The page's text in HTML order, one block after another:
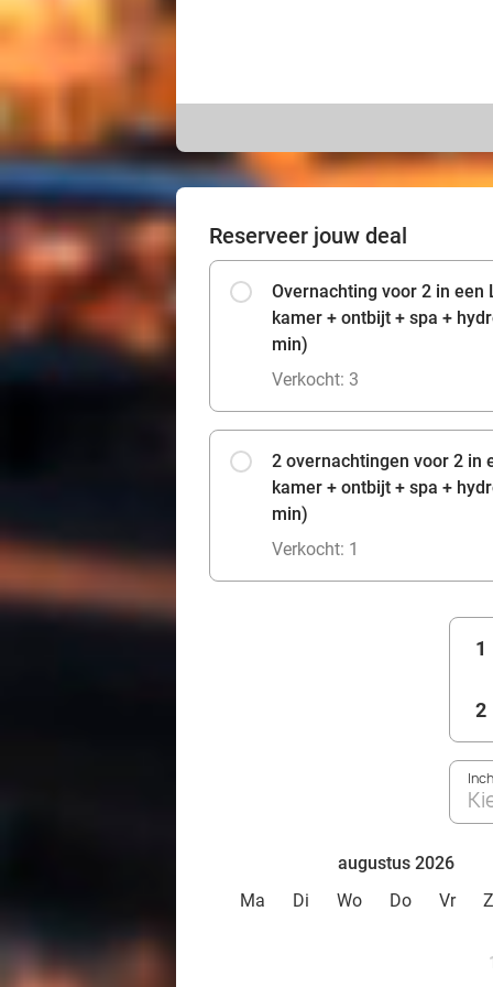
Reserveer jouw deal
Overnachting voor 2 in een
kamer + ontbijt + spa +
min)
Verkocht: 3
2 overnachtingen voor 2 in
kamer + ontbijt + spa +
min)
Verkocht: 1
1
2
augustus 2026
Ma
Di Wo Do Vr